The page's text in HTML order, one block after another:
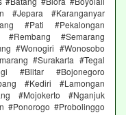
#Jepara #Karanganyar
#Pati #Pekalongan
#Semarang
#Wonogiri #Wonosobo
#Surakarta #Tegal
#Blitar #Bojonegoro
#Kediri #Lamongan
#Mojokerto #Nganjuk
#Ponorogo #Probolinggo